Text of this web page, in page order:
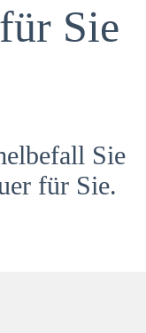
Sie
Sie
für Sie.